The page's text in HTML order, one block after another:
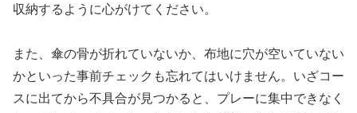
収納するように心がけてください。
また、傘の骨が折れていないか、布地に穴が空いていない
かといった事前チェックも忘れてはいけません。いざコー
スに出てから不具合が見つかると、プレーに集中できなく